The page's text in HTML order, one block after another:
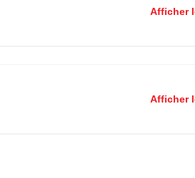
Afficher
Afficher